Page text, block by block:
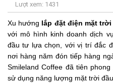
án
Hoàng
Gia
Group
Giới
thiệu
Lượt xem: 1431
Xu hướng lắp đặt điện mặt
với mô hình kinh doanh dịch
đầu tư lựa chọn, với vị trí đắc
nơi hàng năm đón tiếp hàng
Smileland Coffee đã tiên
sử dụng năng lượng mặt trời